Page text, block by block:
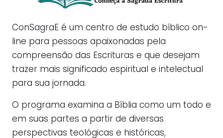
ConSagraE é um centro de estudo bíblico on-
line para pessoas apaixonadas pela
compreensão das Escrituras e que desejam
trazer mais significado espiritual e intelectual
para sua jornada.
O programa examina a Bíblia como um todo e
em suas partes a partir de diversas
perspectivas teológicas e históricas,